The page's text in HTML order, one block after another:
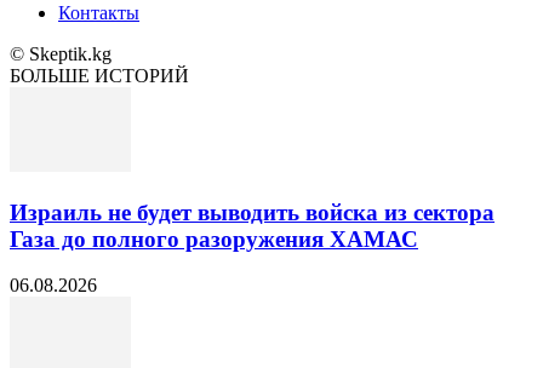
Контакты
© Skeptik.kg
БОЛЬШЕ ИСТОРИЙ
Израиль не будет выводить войска из сектора
Газа до полного разоружения ХАМАС
06.08.2026